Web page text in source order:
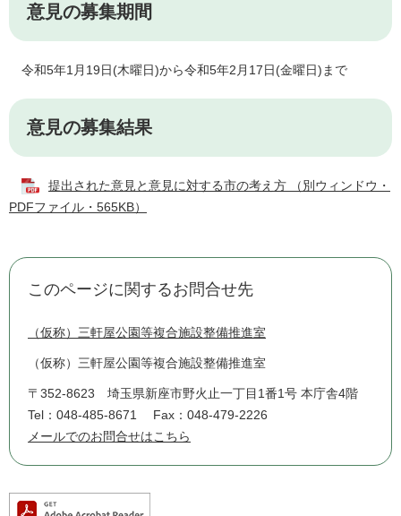
意見の募集期間
令和5年1月19日(木曜日)から令和5年2月17日(金曜日)まで
意見の募集結果
提出された意見と意見に対する市の考え方 （別ウィンドウ・
PDFファイル・565KB）
このページに関するお問合せ先
（仮称）三軒屋公園等複合施設整備推進室
（仮称）三軒屋公園等複合施設整備推進室
〒352-8623
埼玉県新座市野火止一丁目1番1号 本庁舎4階
Tel：048-485-8671
Fax：048-479-2226
メールでのお問合せはこちら